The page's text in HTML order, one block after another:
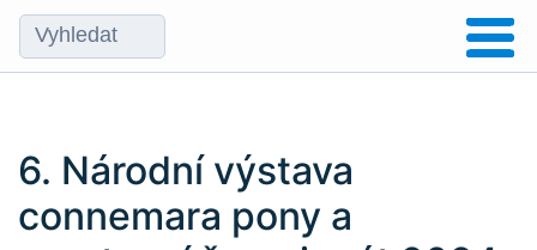
6. Národní výstava
connemara pony a